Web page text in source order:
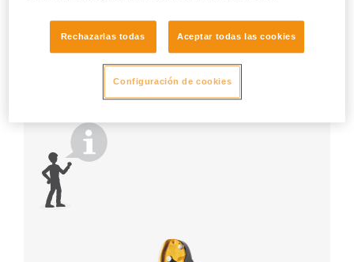
Rechazarlas todas Aceptar todas las cookies
Configuración de cookies